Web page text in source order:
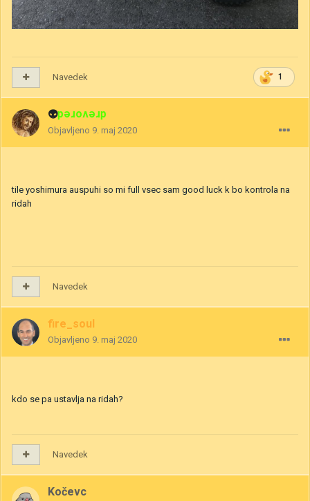
1
Navedek
👽drevored
Objavljeno 9. maj 2020
tile yoshimura auspuhi so mi full vsec sam good luck k bo kontrola na
ridah
Navedek
fire_soul
Objavljeno 9. maj 2020
kdo se pa ustavlja na ridah?
Navedek
Kočevc